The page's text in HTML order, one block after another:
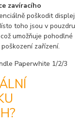
zavíracího
poškodit displej
toho jsou v pouzdru
umožňuje pohodlné
zařízení.